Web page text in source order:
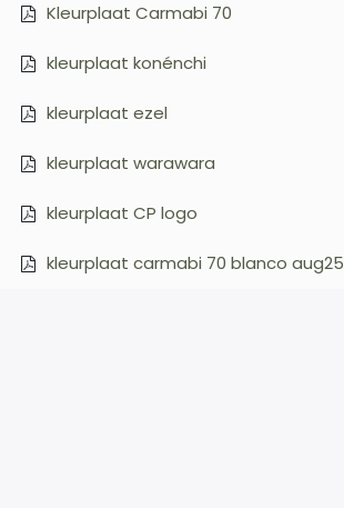
Kleurplaat Carmabi 70
kleurplaat konénchi
kleurplaat ezel
kleurplaat warawara
kleurplaat CP logo
kleurplaat carmabi 70 blanco aug25